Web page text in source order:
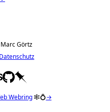
Görtz
Webring🕸💍→